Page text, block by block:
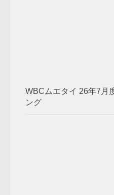
WBCムエタイ 26年7月
ング